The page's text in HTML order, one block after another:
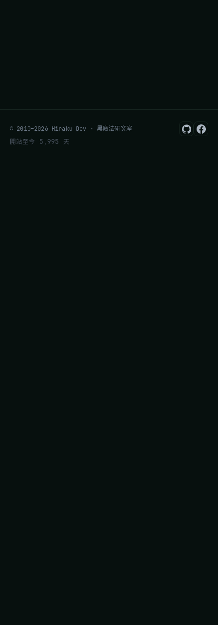
© 2010–2026 Hiraku Dev · 黑魔法研究室
開站至今 5,995 天